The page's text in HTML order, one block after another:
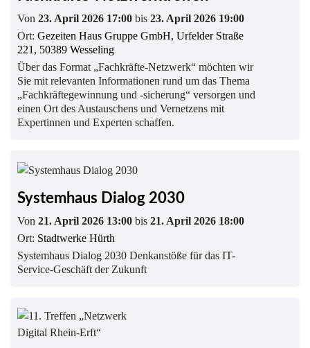
Von 23. April 2026 17:00 bis 23. April 2026 19:00
Ort: Gezeiten Haus Gruppe GmbH, Urfelder Straße
221, 50389 Wesseling
Über das Format „Fachkräfte-Netzwerk“ möchten wir
Sie mit relevanten Informationen rund um das Thema
„Fachkräftegewinnung und -sicherung“ versorgen und
einen Ort des Austauschens und Vernetzens mit
Expertinnen und Experten schaffen.
Systemhaus Dialog 2030
Von 21. April 2026 13:00 bis 21. April 2026 18:00
Ort: Stadtwerke Hürth
Systemhaus Dialog 2030 Denkanstöße für das IT-
Service-Geschäft der Zukunft